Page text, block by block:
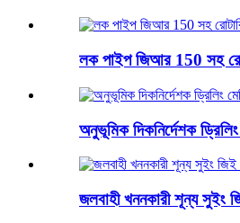
লক পাইপ জিআর 150 সহ
অনুভূমিক দিকনির্দেশক
জলবাহী খননকারী শূন্য